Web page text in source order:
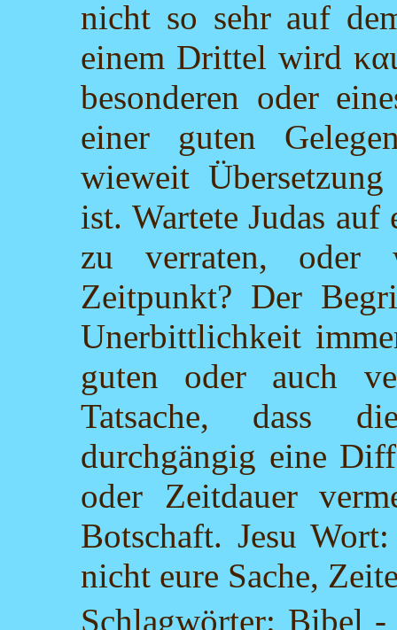
nicht so sehr auf
einem Drittel wird
besonderen oder
einer guten
wieweit
ist. Wartete Judas auf
zu verraten,
Zeitpunkt? Der
Unerbittlichkeit
guten oder auch
Tatsache, dass
durchgängig eine
oder Zeitdauer
Botschaft. Jesu
nicht eure Sache,
Schlagwörter: Bibel -